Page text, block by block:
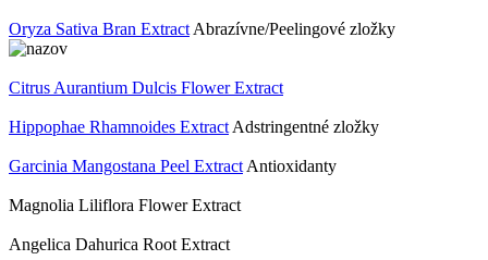
Oryza Sativa Bran Extract Abrazívne/Peelingové zložky
Citrus Aurantium Dulcis Flower Extract
Hippophae Rhamnoides Extract Adstringentné zložky
Garcinia Mangostana Peel Extract Antioxidanty
Magnolia Liliflora Flower Extract
Angelica Dahurica Root Extract